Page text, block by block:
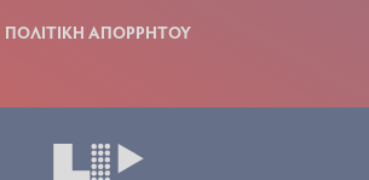
ΠΟΛΙΤΙΚΗ ΑΠΟΡΡΗΤΟΥ